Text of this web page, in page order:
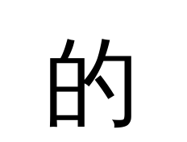
的